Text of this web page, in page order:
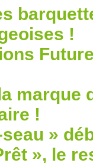
!
marque
!
»
», le